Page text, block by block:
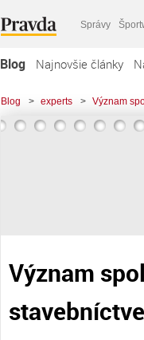
Správy
Blog Najnovšie články
Blog > experts > Význam
Význam
stavebníctve